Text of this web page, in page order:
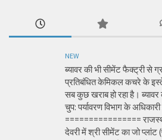
NEW
ब्यावर की भी सीमेंट फैक्ट्री से
प्रतिबंधित केमिकल कचरे के
सब कुछ खराब हो रहा है।
चुप: पर्यावरण विभाग के
================
देवरी में श्री सीमेंट का जो